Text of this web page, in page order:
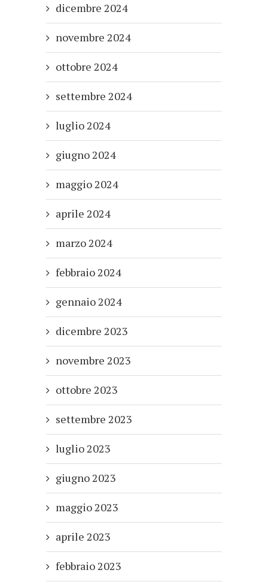
dicembre 2024
novembre 2024
ottobre 2024
settembre 2024
luglio 2024
giugno 2024
maggio 2024
aprile 2024
marzo 2024
febbraio 2024
gennaio 2024
dicembre 2023
novembre 2023
ottobre 2023
settembre 2023
luglio 2023
giugno 2023
maggio 2023
aprile 2023
febbraio 2023